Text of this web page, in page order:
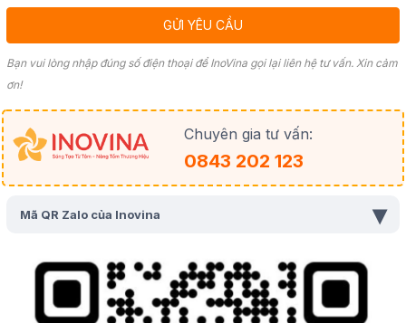
Bạn vui lòng nhập đúng số điện thoại để InoVina gọi lại liên hệ tư vấn. Xin cảm
ơn!
Chuyên gia tư vấn:
0843 202 123
Mã QR Zalo của Inovina ▾